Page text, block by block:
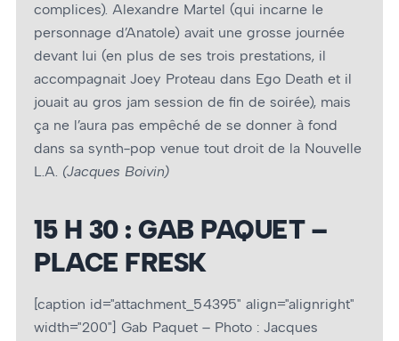
complices). Alexandre Martel (qui incarne le
personnage d’Anatole) avait une grosse journée
devant lui (en plus de ses trois prestations, il
accompagnait Joey Proteau dans Ego Death et il
jouait au gros jam session de fin de soirée), mais
ça ne l’aura pas empêché de se donner à fond
dans sa synth-pop venue tout droit de la Nouvelle
L.A. (Jacques Boivin)
15 H 30 : GAB PAQUET –
PLACE FRESK
[caption id="attachment_54395" align="alignright"
width="200"] Gab Paquet – Photo : Jacques